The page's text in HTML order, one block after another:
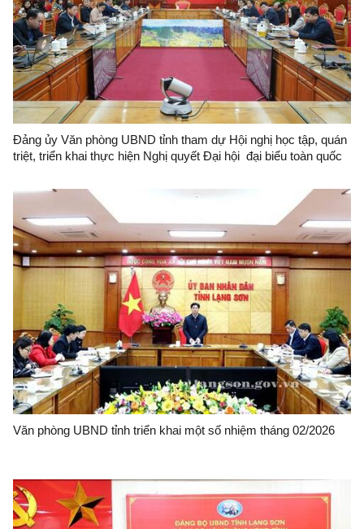
Đảng ủy Văn phòng UBND tỉnh tham dự Hội nghị học tập, quán
triệt, triển khai thực hiện Nghị quyết Đại hội đại biểu toàn quốc
Văn phòng UBND tỉnh triển khai một số nhiệm tháng 02/2026